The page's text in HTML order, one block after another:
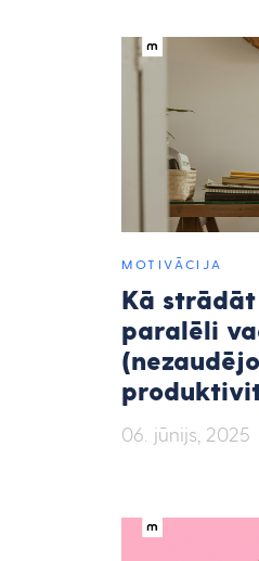
MOTIVĀCIJA
Kā
paralēli
06. jūnijs, 2025